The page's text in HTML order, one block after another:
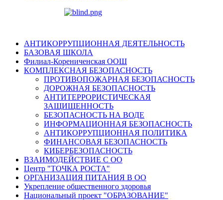
АНТИКОРРУПЦИОННАЯ ДЕЯТЕЛЬНОСТЬ
БАЗОВАЯ ШКОЛА
Филиал-Корениченская ООШ
КОМПЛЕКСНАЯ БЕЗОПАСНОСТЬ
ПРОТИВОПОЖАРНАЯ БЕЗОПАСНОСТЬ
ДОРОЖНАЯ БЕЗОПАСНОСТЬ
АНТИТЕРРОРИСТИЧЕСКАЯ
ЗАЩИЩЕННОСТЬ
БЕЗОПАСНОСТЬ НА ВОДЕ
ИНФОРМАЦИОННАЯ БЕЗОПАСНОСТЬ
АНТИКОРРУПЦИОННАЯ ПОЛИТИКА
ФИНАНСОВАЯ БЕЗОПАСНОСТЬ
КИБЕРБЕЗОПАСНОСТЬ
ВЗАИМОДЕЙСТВИЕ С ОО
Центр "ТОЧКА РОСТА"
ОРГАНИЗАЦИЯ ПИТАНИЯ В ОО
Укрепление общественного здоровья
Национальный проект "ОБРАЗОВАНИЕ"